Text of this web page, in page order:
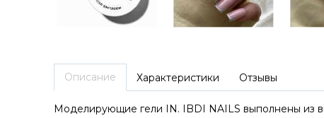
Описание
Моделирующие гели IN. IBDI NAILS выполнены из
Характеристики Отзывы